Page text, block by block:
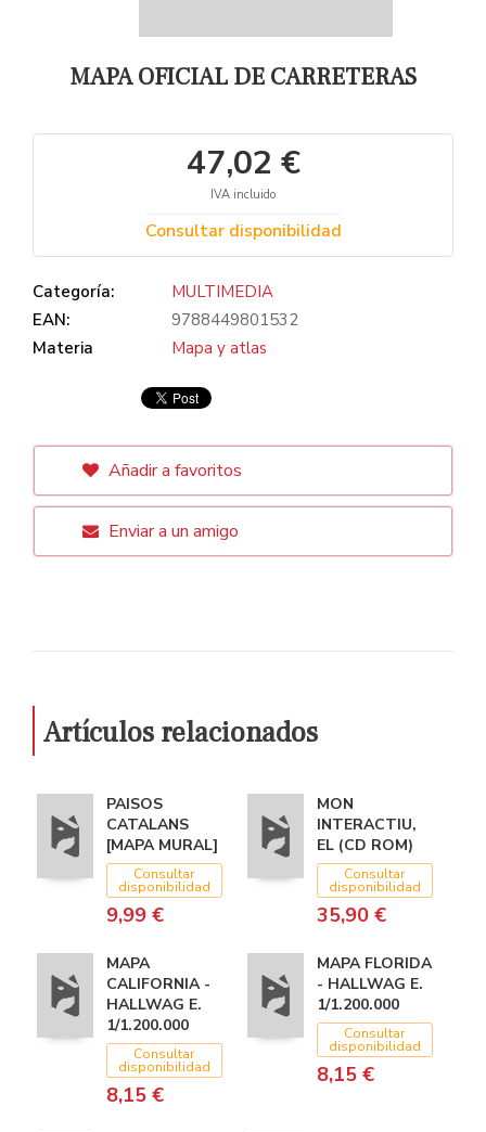
MAPA OFICIAL DE CARRETERAS
47,02 €
IVA incluido
Consultar disponibilidad
Categoría:
MULTIMEDIA
EAN:
9788449801532
Materia
Mapa y atlas
Añadir a favoritos
Enviar a un amigo
Artículos relacionados
PAISOS
CATALANS
[MAPA MURAL]
Consultar
disponibilidad
9,99 €
MON
INTERACTIU,
EL (CD ROM)
Consultar
disponibilidad
35,90 €
MAPA
CALIFORNIA -
HALLWAG E.
1/1.200.000
Consultar
disponibilidad
8,15 €
MAPA FLORIDA
- HALLWAG E.
1/1.200.000
Consultar
disponibilidad
8,15 €